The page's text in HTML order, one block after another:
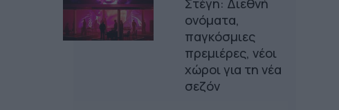
Στέγη: Διεθνή
ονόματα,
παγκόσμιες
πρεμιέρες, νέοι
χώροι για τη νέα
σεζόν